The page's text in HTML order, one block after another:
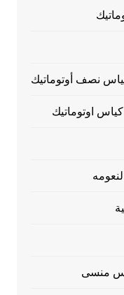
نصف أوتوماتيك
اوتوماتيك
منسى